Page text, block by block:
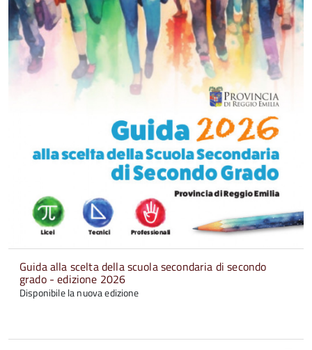
Guida alla scelta della scuola secondaria di secondo
grado - edizione 2026
Disponibile la nuova edizione